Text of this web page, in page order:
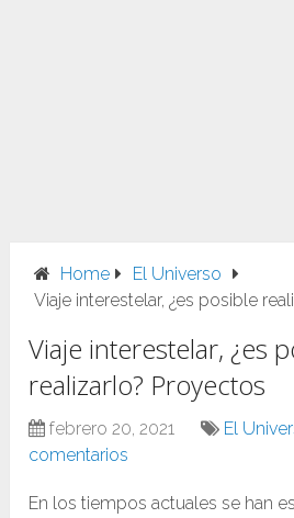
Home
El Universo
Viaje interestelar, ¿es posible
Viaje interestelar, ¿es
realizarlo? Proyectos
febrero 20, 2021 El
comentarios
En los tiempos actuales se han